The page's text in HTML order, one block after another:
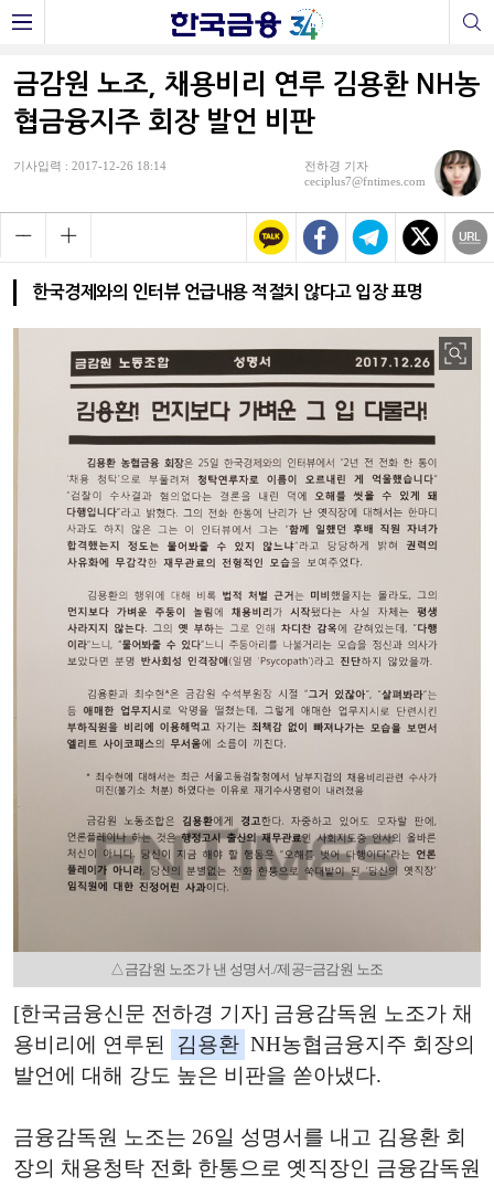
금감원 노조, 채용비리 연루 김용환 NH농
협금융지주 회장 발언 비판
기사입력 : 2017-12-26 18:14
전하경 기자
ceciplus7@fntimes.com
한국경제와의 인터뷰 언급내용 적절치 않다고 입장 표명
△금감원 노조가 낸 성명서./제공=금감원 노조
[한국금융신문 전하경 기자] 금융감독원 노조가 채
용비리에 연루된
김용환 NH농협금융지주 회장의
발언에 대해 강도 높은 비판을 쏟아냈다.
금융감독원 노조는 26일 성명서를 내고 김용환 회
장의 채용청탁 전화 한통으로 옛직장인 금융감독원